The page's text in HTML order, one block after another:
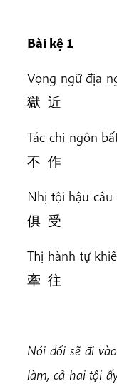
Bài kệ 1
Vọng ngữ
獄 近
Tác chi
不 作
Nhị tội
俱 受
Thị hành
牽 往
Nói dối sẽ đi
làm, cả hai tội